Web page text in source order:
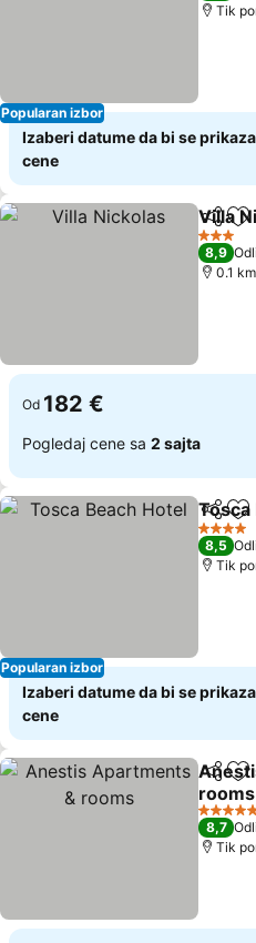
Popularan izbor
Tik
Izaberi datume da bi se
cene
Deli
Villa
3
8,9
0.1
Od 182 €
Pogledaj cene sa 2 sajta
Popularan izbor
Deli
Tosca
4
8,5
Tik
Izaberi datume da bi se
cene
Deli
rooms
5
8,7
Tik